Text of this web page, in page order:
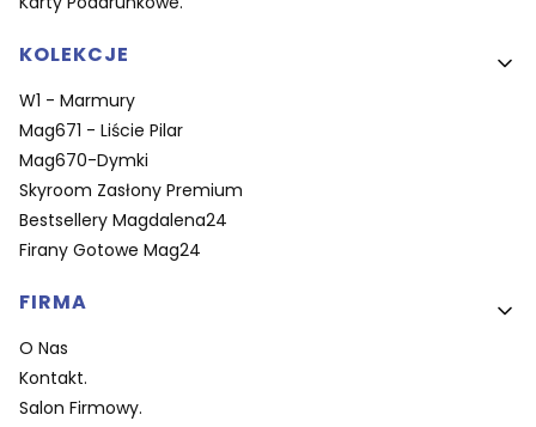
KOLEKCJE
W1 - Marmury
Mag671 - Liście Pilar
Mag670-Dymki
Skyroom Zasłony Premium
Bestsellery Magdalena24
Firany Gotowe Mag24
FIRMA
O Nas
Kontakt.
Salon Firmowy.